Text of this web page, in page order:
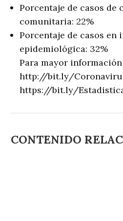
Porcentaje de casos de
comunitaria: 22%
Porcentaje de casos en
epidemiológica: 32%
Para mayor
http://bit.ly/
https://bit.ly/
CONTENIDO